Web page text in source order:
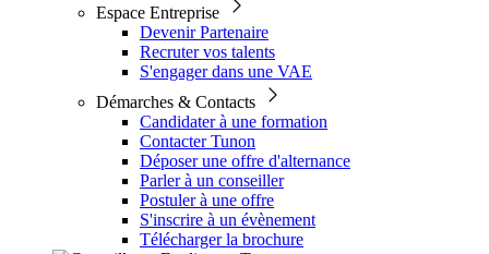
Espace Entreprise
Devenir Partenaire
Recruter vos talents
S'engager dans une VAE
Démarches & Contacts
Candidater à une formation
Contacter Tunon
Déposer une offre d'alternance
Parler à un conseiller
Postuler à une offre
S'inscrire à un évènement
Télécharger la brochure